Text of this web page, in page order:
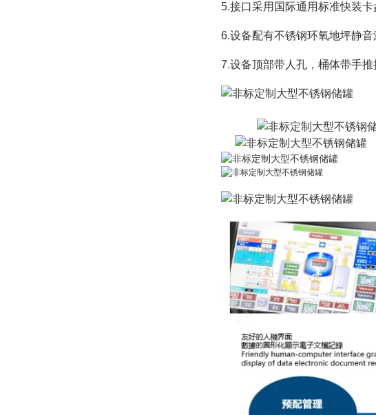
5.接口采用国际通用标准快装卡
6.设备配有不锈钢环氧地坪静
7.设备顶部带人孔，桶体带手推